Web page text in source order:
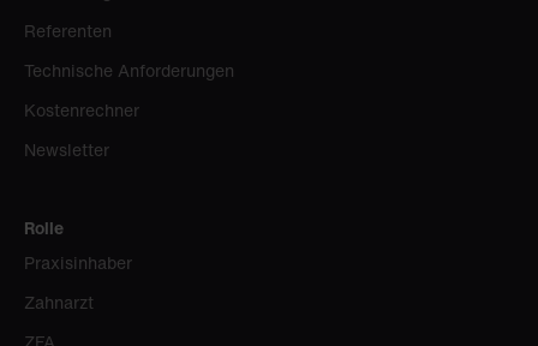
Referenten
Technische Anforderungen
Kostenrechner
Newsletter
Rolle
Praxisinhaber
Zahnarzt